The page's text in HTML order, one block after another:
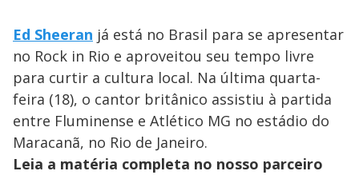
Ed Sheeran já está no Brasil para se apresentar
no Rock in Rio e aproveitou seu tempo livre
para curtir a cultura local. Na última quarta-
feira (18), o cantor britânico assistiu à partida
entre Fluminense e Atlético MG no estádio do
Maracanã, no Rio de Janeiro.
Leia a matéria completa no nosso parceiro